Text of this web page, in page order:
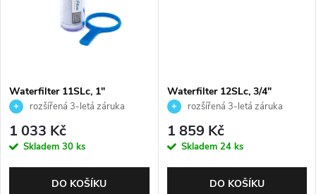
Waterfilter 11SLc, 1"
rozšířená 3-letá záruka
1 033 Kč
Skladem 30 ks
DO KOŠÍKU
Waterfilter 12SLc, 3/4"
rozšířená 3-letá záruka
1 859 Kč
Skladem 24 ks
DO KOŠÍKU